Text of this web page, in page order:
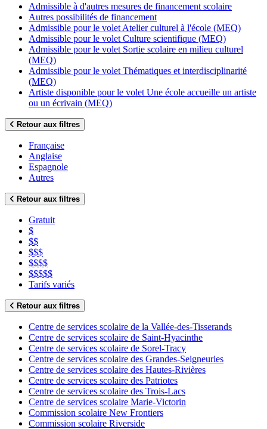
Admissible à d'autres mesures de financement scolaire
Autres possibilités de financement
Admissible pour le volet Atelier culturel à l'école (MEQ)
Admissible pour le volet Culture scientifique (MEQ)
Admissible pour le volet Sortie scolaire en milieu culturel
(MEQ)
Admissible pour le volet Thématiques et interdisciplinarité
(MEQ)
Artiste disponible pour le volet Une école accueille un artiste
ou un écrivain (MEQ)
Retour aux filtres
Française
Anglaise
Espagnole
Autres
Retour aux filtres
Gratuit
$
$$
$$$
$$$$
$$$$$
Tarifs variés
Retour aux filtres
Centre de services scolaire de la Vallée-des-Tisserands
Centre de services scolaire de Saint-Hyacinthe
Centre de services scolaire de Sorel-Tracy
Centre de services scolaire des Grandes-Seigneuries
Centre de services scolaire des Hautes-Rivières
Centre de services scolaire des Patriotes
Centre de services scolaire des Trois-Lacs
Centre de services scolaire Marie-Victorin
Commission scolaire New Frontiers
Commission scolaire Riverside